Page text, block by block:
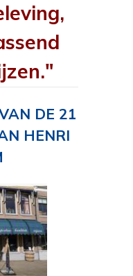
DE 21
HENRI